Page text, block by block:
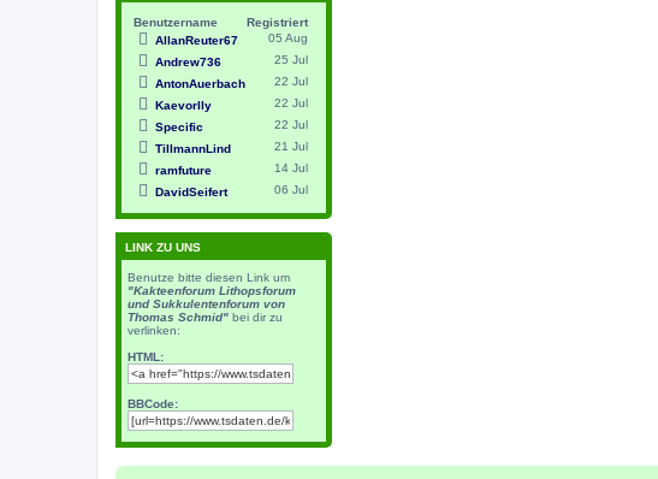
Benutzername
Registriert
AllanReuter67
05 Aug
Andrew736
25 Jul
AntonAuerbach
22 Jul
Kaevorlly
22 Jul
Specific
22 Jul
TillmannLind
21 Jul
ramfuture
14 Jul
DavidSeifert
06 Jul
LINK ZU UNS
Benutze bitte diesen Link um
"Kakteenforum Lithopsforum
und Sukkulentenforum von
Thomas Schmid" bei dir zu
verlinken:
HTML:
BBCode: